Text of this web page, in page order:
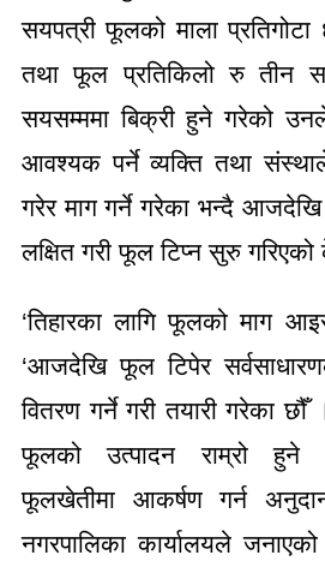
सयपत्री फूलको माला
तथा फूल प्रतिकिलो रु तीन
सयसम्ममा बिक्री हुने गरेको
आवश्यक पर्ने व्यक्ति तथा
गरेर माग गर्ने गरेका भन्दै
लक्षित गरी फूल टिप्न सुरु
‘तिहारका लागि फूलको माग
‘आजदेखि फूल टिपेर
वितरण गर्ने गरी तयारी गरेका छौँ
फूलको उत्पादन राम्रो हुने
फूलखेतीमा आकर्षण गर्न
नगरपालिका कार्यालयले